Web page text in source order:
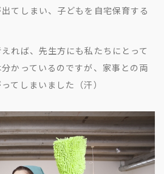
てしまい、子どもを自宅保育する
れば、先生方にも私たちにとって
かっているのですが、家事との両
てしまいました（汗）